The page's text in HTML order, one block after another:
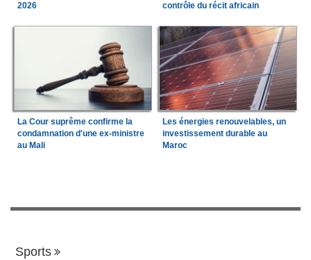
2026
contrôle du récit africain
La Cour suprême confirme la
condamnation d'une ex-ministre
au Mali
Les énergies renouvelables, un
investissement durable au
Maroc
Sports